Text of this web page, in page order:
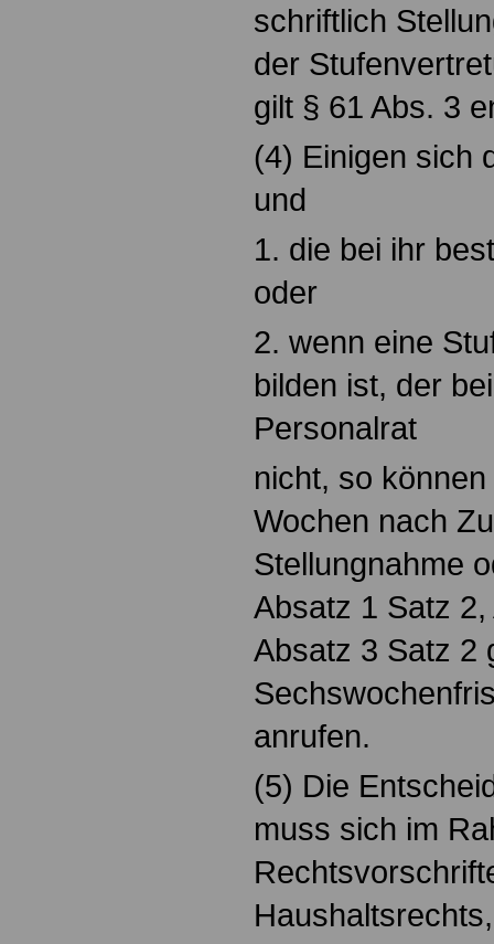
schriftlich
der
gilt § 61 Abs. 3
(4) Einigen sich
und
1. die bei ihr
oder
2. wenn eine
bilden ist, der
Personalrat
nicht, so
Wochen nach
Stellungnahme
Absatz 1 Satz
Absatz 3 Satz 2
anrufen.
(5) Die
muss sich im